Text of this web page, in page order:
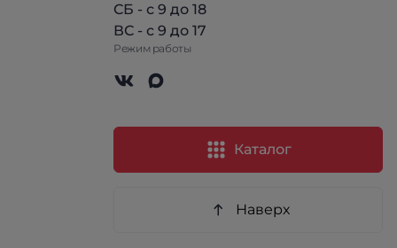
СБ - с 9 до 18
ВС - с 9 до 17
Режим работы
Каталог
Наверх